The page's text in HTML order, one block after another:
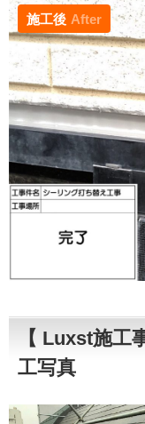
施工後 After
【 Luxst施工
工写真